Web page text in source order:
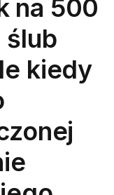
na 500
ślub
kiedy